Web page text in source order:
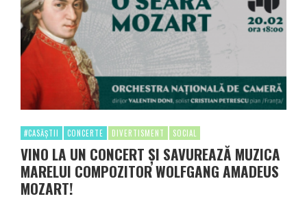
#CASĂȘTII CONCERTE DIVERTISMENT SOCIAL
VINO LA UN CONCERT ȘI SAVUREAZĂ MUZICA
MARELUI COMPOZITOR WOLFGANG AMADEUS
MOZART!